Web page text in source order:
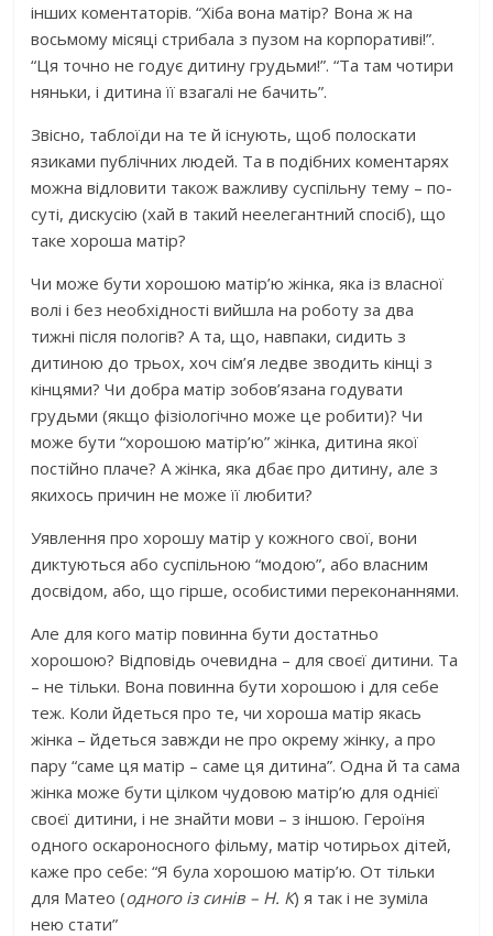
інших коментаторів. “Хіба вона матір? Вона ж на
восьмому місяці стрибала з пузом на корпоративі!”.
“Ця точно не годує дитину грудьми!”. “Та там чотири
няньки, і дитина її взагалі не бачить”.
Звісно, таблоїди на те й існують, щоб полоскати
язиками публічних людей. Та в подібних коментарях
можна відловити також важливу суспільну тему – по-
суті, дискусію (хай в такий неелегантний спосіб), що
таке хороша матір?
Чи може бути хорошою матір’ю жінка, яка із власної
волі і без необхідності вийшла на роботу за два
тижні після пологів? А та, що, навпаки, сидить з
дитиною до трьох, хоч сім’я ледве зводить кінці з
кінцями? Чи добра матір зобов’язана годувати
грудьми (якщо фізіологічно може це робити)? Чи
може бути “хорошою матір’ю” жінка, дитина якої
постійно плаче? А жінка, яка дбає про дитину, але з
якихось причин не може її любити?
Уявлення про хорошу матір у кожного свої, вони
диктуються або суспільною “модою”, або власним
досвідом, або, що гірше, особистими переконаннями.
Але для кого матір повинна бути достатньо
хорошою? Відповідь очевидна – для своєї дитини. Та
– не тільки. Вона повинна бути хорошою і для себе
теж. Коли йдеться про те, чи хороша матір якась
жінка – йдеться завжди не про окрему жінку, а про
пару “саме ця матір – саме ця дитина”. Одна й та сама
жінка може бути цілком чудовою матір’ю для однієї
своєї дитини, і не знайти мови – з іншою. Героїня
одного оскароносного фільму, матір чотирьох дітей,
каже про себе: “Я була хорошою матір’ю. От тільки
для Матео (одного із синів – Н. К) я так і не зуміла
нею стати”